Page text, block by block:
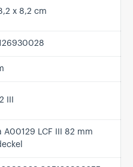
x 8,2 cm
III
A00129 LCF III 82 mm